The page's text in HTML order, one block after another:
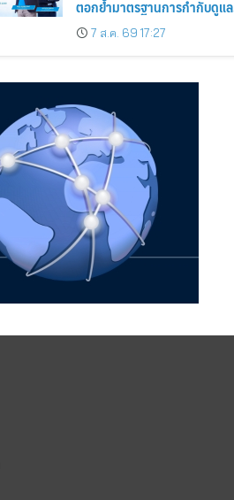
ตอกย้ำมาตรฐานการกำกับดูแล
กิจการที่ดี
7 ส.ค. 69 17:27